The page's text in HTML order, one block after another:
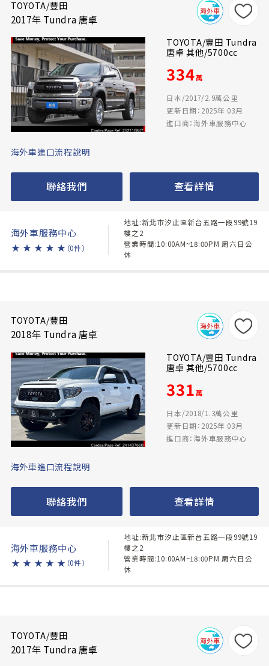
TOYOTA/豐田
2017年 Tundra 唐卓
TOYOTA/豐田 Tundra
唐卓 其他/5700cc
334萬
日本/2017/2.9萬公里
更新日期：2025年 03月
進口商：海外車服務中心
海外車進口流程說明
聯絡我們 查看詳情
海外車服務中心
★ ★ ★ ★ ★ （0件）
地址:新北市汐止區新台五路一段99號19
樓之2
營業時間:10:00AM~18:00PM 周六日公
休
TOYOTA/豐田
2018年 Tundra 唐卓
TOYOTA/豐田 Tundra
唐卓 其他/5700cc
331萬
日本/2018/1.3萬公里
更新日期：2025年 03月
進口商：海外車服務中心
海外車進口流程說明
聯絡我們 查看詳情
海外車服務中心
★ ★ ★ ★ ★ （0件）
地址:新北市汐止區新台五路一段99號19
樓之2
營業時間:10:00AM~18:00PM 周六日公
休
TOYOTA/豐田
2017年 Tundra 唐卓